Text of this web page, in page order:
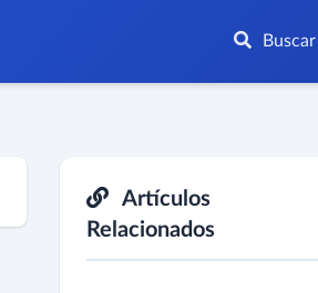
Buscar
Artículos
Relacionados